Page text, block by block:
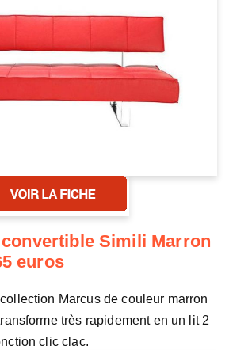
convertible Simili Marron
euros
Marcus de couleur marron
très rapidement en un lit 2
clic clac.